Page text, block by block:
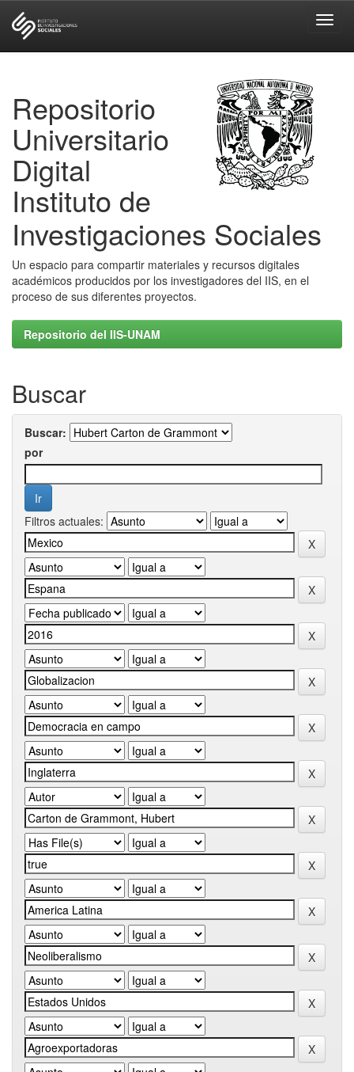
Repositorio
Universitario
Digital
Instituto de
Investigaciones Sociales
Un espacio para compartir materiales y recursos digitales
académicos producidos por los investigadores del IIS, en el
proceso de sus diferentes proyectos.
Repositorio del IIS-UNAM
Buscar
Buscar:
por
Filtros actuales: